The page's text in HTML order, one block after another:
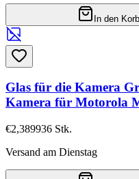
In den Korb
Glas für die Kamera
Kamera für Motorola
€2,389936 Stk.
Versand am Dienstag